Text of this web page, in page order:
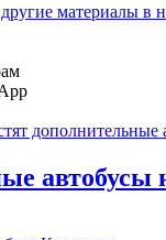
материалы в